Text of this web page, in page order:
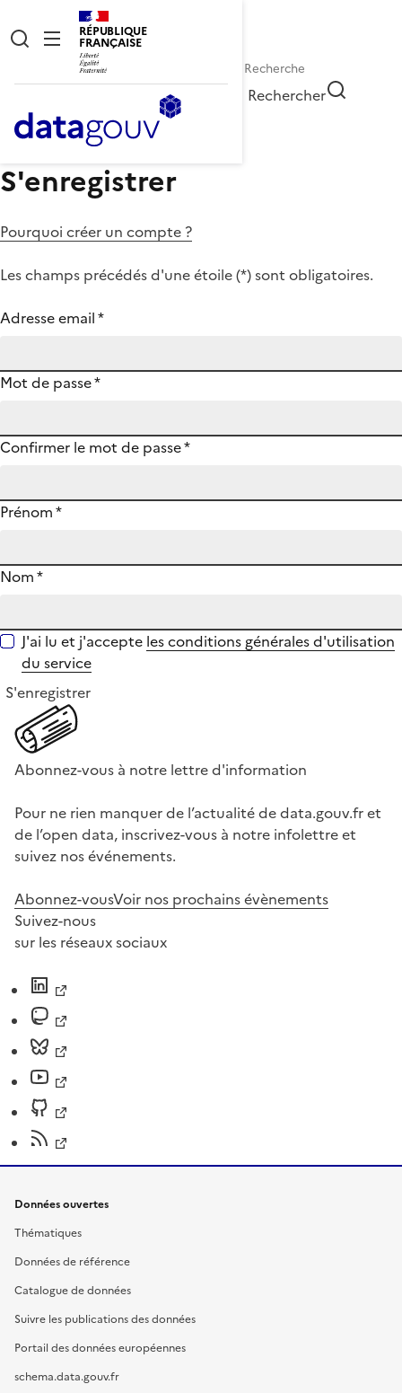
RÉPUBLIQUE
FRANÇAISE
Rechercher
S'enregistrer
Pourquoi créer un compte ?
Les champs précédés d'une étoile (*) sont obligatoires.
Adresse email*
Mot de passe*
Confirmer le mot de passe*
Prénom*
Nom*
J'ai lu et j'accepte les conditions générales d'utilisation
du service
S'enregistrer
Abonnez-vous à notre lettre d'information
Pour ne rien manquer de l’actualité de data.gouv.fr et
de l’open data, inscrivez-vous à notre infolettre et
suivez nos événements.
Abonnez-vousVoir nos prochains évènements
Suivez-nous
sur les réseaux sociaux
Données ouvertes
Thématiques
Données de référence
Catalogue de données
Suivre les publications des données
Portail des données européennes
schema.data.gouv.fr